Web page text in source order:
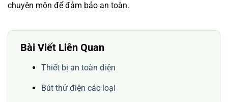
chuyên môn để đảm bảo an toàn.
Bài Viết Liên Quan
Thiết bị an toàn điện
Bút thử điện các loại